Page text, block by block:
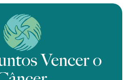
Vencer o